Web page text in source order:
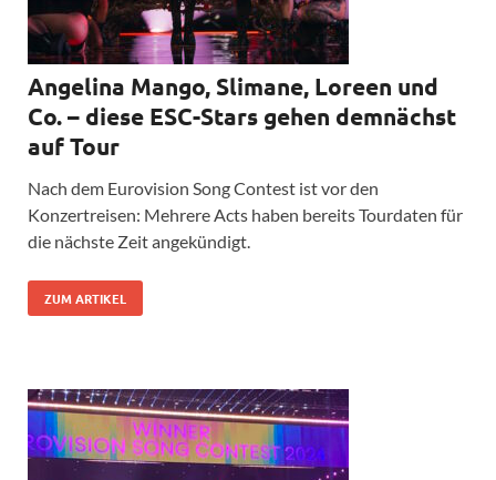
Angelina Mango, Slimane, Loreen und
Co. – diese ESC-Stars gehen demnächst
auf Tour
Nach dem Eurovision Song Contest ist vor den
Konzertreisen: Mehrere Acts haben bereits Tourdaten für
die nächste Zeit angekündigt.
ZUM ARTIKEL